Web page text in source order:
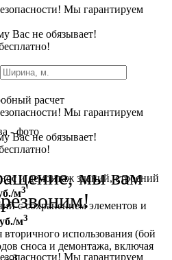
Мы гарантируем
Вас не обязывает!
расчет
Мы гарантируем
Вас не обязывает!
мы вам
Мы гарантируем
и демонтаж зданий, строений
м3
с сохранением элементов и
м3
использования (бой
сноса и демонтажа, включая
3